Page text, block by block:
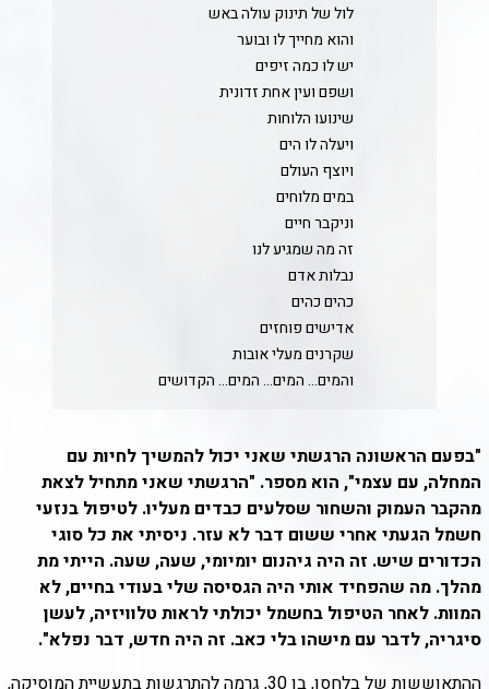
"בפעם הראשונה הרגשתי שאני יכול להמשיך לחיות עם
המחלה, עם עצמי", הוא מספר. "הרגשתי שאני מתחיל לצאת
מהקבר העמוק והשחור שסלעים כבדים מעליו. לטיפול בנזעי
חשמל הגעתי אחרי ששום דבר לא עזר. ניסיתי את כל סוגי
הכדורים שיש. זה היה גיהנום יומיומי, שעה, שעה. הייתי מת
מהלך. מה שהפחיד אותי היה הגסיסה שלי בעודי בחיים, לא
המוות. לאחר הטיפול בחשמל יכולתי לראות טלוויזיה, לעשן
סיגריה, לדבר עם מישהו בלי כאב. זה היה חדש, דבר נפלא".
ההתאוששות של בלחסן, בן 30, גרמה להתרגשות בתעשיית המוסיקה,
לול של תינוק עולה באש
והוא מחייך לו ובוער
יש לו כמה זיפים
ושפם ועין אחת זדונית
שינועו הלוחות
ויעלה לו הים
ויוצף העולם
במים מלוחים
וניקבר חיים
זה מה שמגיע לנו
נבלות אדם
כהים כהים
אדישים פוחזים
שקרנים מעלי אובות
והמים... המים... המים... הקדושים